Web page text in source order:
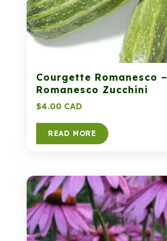
Courgette Romanesco –
Romanesco Zucchini
$4.00 CAD
READ MORE